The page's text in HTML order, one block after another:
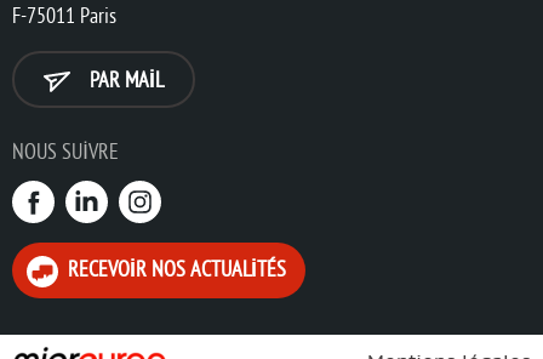
F-75011 Paris
PAR MAIL
NOUS SUIVRE
RECEVOIR NOS ACTUALITÉS